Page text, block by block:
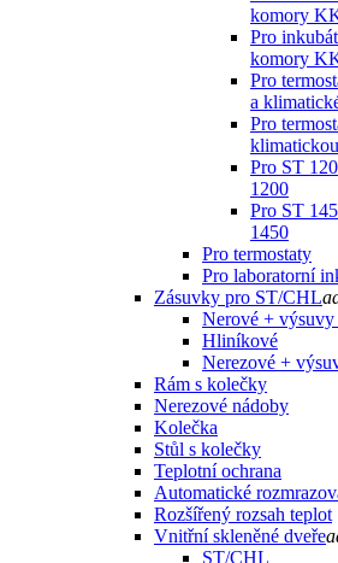
komory
Pro
komory
Pro
a
Pro
Pro ST
1200
Pro ST
1450
Pro termostaty
Pro laboratorní
Zásuvky pro ST/CHL
Nerové + výsuvy
Hliníkové
Nerezové +
Rám s kolečky
Nerezové nádoby
Kolečka
Stůl s kolečky
Teplotní ochrana
Automatické
Rozšířený rozsah teplot
Vnitřní skleněné dveře
ST/CHL